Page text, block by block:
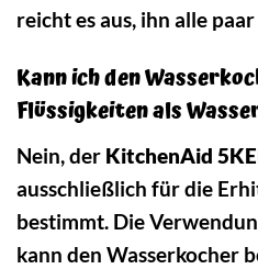
reicht es aus, ihn alle
Kann ich den
Flüssigkeiten als
Nein, der KitchenAid
ausschließlich für die
bestimmt. Die
kann den Wasserkocher